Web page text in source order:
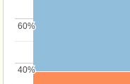
40%
40%
60%
60%